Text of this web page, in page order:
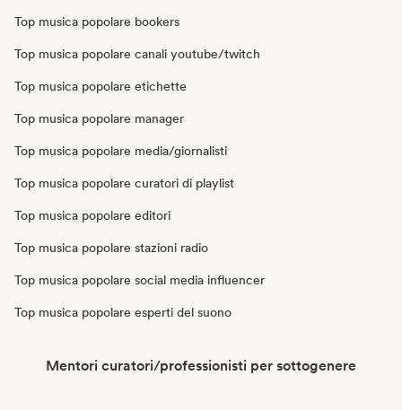
Top musica popolare bookers
Top musica popolare canali youtube/twitch
Top musica popolare etichette
Top musica popolare manager
Top musica popolare media/giornalisti
Top musica popolare curatori di playlist
Top musica popolare editori
Top musica popolare stazioni radio
Top musica popolare social media influencer
Top musica popolare esperti del suono
Mentori curatori/professionisti per sottogenere